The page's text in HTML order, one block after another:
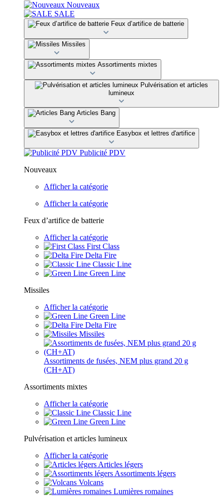
Nouveaux
SALE
Feux d’artifice de batterie
Missiles
Assortiments mixtes
Pulvérisation et articles
lumineux
Articles Bang
Easybox et lettres d'artifice
Publicité PDV
Nouveaux
Afficher la catégorie
Afficher la catégorie
Feux d’artifice de batterie
Afficher la catégorie
First Class
Delta Fire
Classic Line
Green Line
Missiles
Afficher la catégorie
Green Line
Delta Fire
Missiles
Assortiments de fusées, NEM plus grand 20 g
(CH+AT)
Assortiments mixtes
Afficher la catégorie
Classic Line
Green Line
Pulvérisation et articles lumineux
Afficher la catégorie
Articles légers
Assortiments légers
Volcans
Lumières romaines